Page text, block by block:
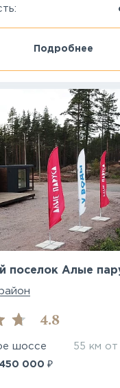
Подробнее
поселок Алые
4.8
шоссе 55 км
450 000 ₽